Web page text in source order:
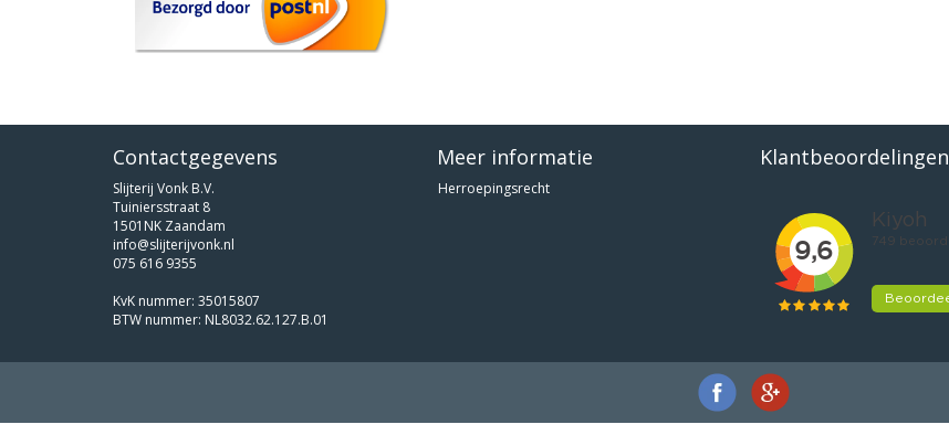
Contactgegevens
Slijterij Vonk B.V.
Tuiniersstraat 8
1501NK Zaandam
info@slijterijvonk.nl
075 616 9355
KvK nummer: 35015807
BTW nummer: NL8032.62.127.B.01
Meer informatie
Herroepingsrecht
Klantbeoordelingen